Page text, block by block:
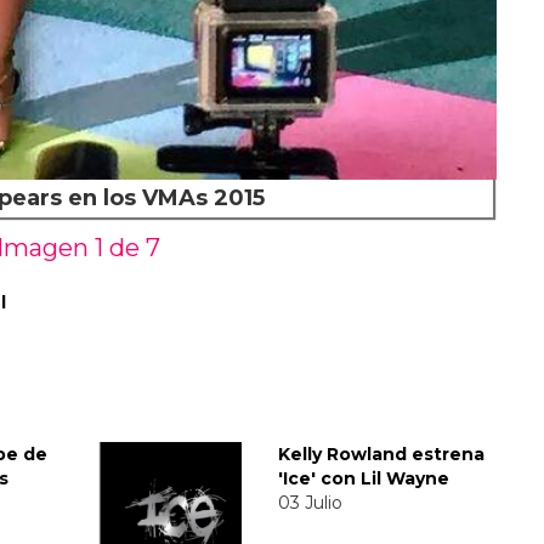
en los VMAs 2015
1 de 7
de
Kelly Rowland estrena
'Ice' con Lil Wayne
03 Julio